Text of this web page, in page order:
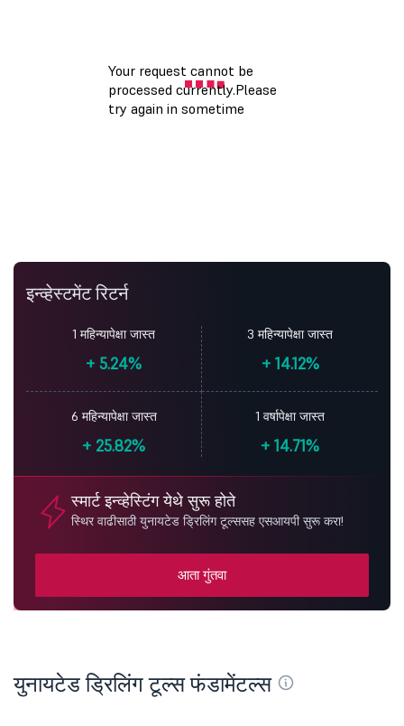
इन्व्हेस्टमेंट रिटर्न
1 महिन्यापेक्षा जास्त
+ 5.24%
3 महिन्यापेक्षा जास्त
+14.12%
6 महिन्यापेक्षा जास्त
+ 25.82%
1 वर्षापेक्षा जास्त
+ 14.71%
स्मार्ट इन्व्हेस्टिंग येथे सुरू होते
स्थिर वाढीसाठी युनायटेड ड्रिलिंग टूल्ससह एसआयपी सुरू करा!
आता गुंतवा
युनायटेड ड्रिलिंग टूल्स फंडामेंटल्स